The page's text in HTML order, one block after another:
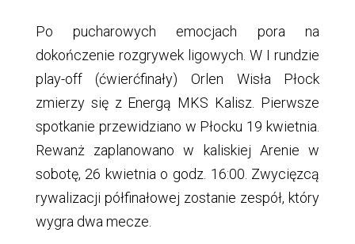
Po pucharowych emocjach pora na
dokończenie rozgrywek ligowych. W I rundzie
play-off (ćwierćfinały) Orlen Wisła Płock
zmierzy się z Energą MKS Kalisz. Pierwsze
spotkanie przewidziano w Płocku 19 kwietnia.
Rewanż zaplanowano w kaliskiej Arenie w
sobotę, 26 kwietnia o godz. 16:00. Zwycięzcą
rywalizacji półfinałowej zostanie zespół, który
wygra dwa mecze.